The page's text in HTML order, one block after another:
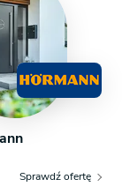
Sprawdź ofertę